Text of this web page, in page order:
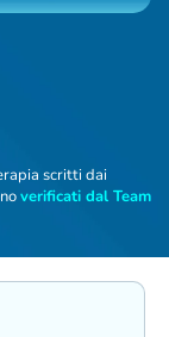
scritti dai
verificati dal Team